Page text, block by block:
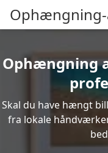
Ophængning
Skal du have hængt
fra lokale